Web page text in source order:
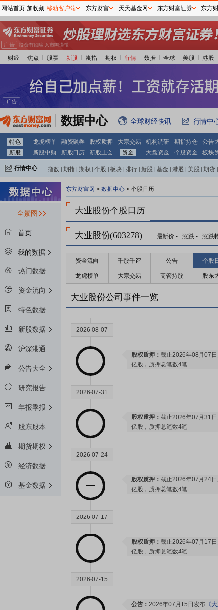
财经 焦点 股票 新股 期指 期权 行情 数据 全球 美股 港股
数据中心 全球财经快讯 行情中
特色 龙虎榜单 融资融券 股权质押 大宗交易 机构调研 期指持仓
公告
新股
新股申购 新股日历 新股上会 资金 大盘资金 个股资金 板块
行情中心 指数 期指 期权 个股 板块 排行 新股 基金 港股 美股 期货
全景图
首页
我的数据
热门数据
资金流向
特色数据
新股数据
沪深港通
公告大全
研究报告
年报季报
股东股本
期货期权
经济数据
基金数据
东方财富网 > 数据中心 > 个股日历
大业股份个股日历
大业股份(603278) 最新价 - 涨跌 - 涨跌
资金流向 千股千评 公告 个股
龙虎榜单 大宗交易 高管持股 股东
大业股份公司事件一览
2026-08-25
预约披露日：
2026-08-07
股权质押： 截止2026年08月07
亿股，质押总笔数4笔
2026-07-31
股权质押： 截止2026年07月31
亿股，质押总笔数4笔
2026-07-24
股权质押： 截止2026年07月24
亿股，质押总笔数4笔
2026-07-17
股权质押： 截止2026年07月17
亿股，质押总笔数4笔
2026-07-15
公告： 2026年07月15日发布 《
网站首页 加收藏 移动客户端 东方财富 天天基金网 东方财富证券 东方